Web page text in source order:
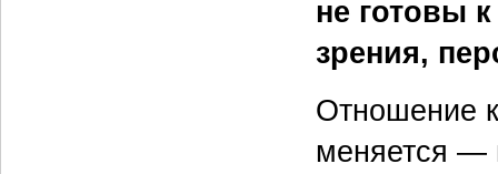
не готовы
зрения,
Отношение
меняется —